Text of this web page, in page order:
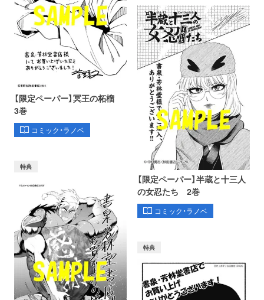
【限定ペーパー】冥王の柘榴
3巻
コミック・ラノベ
【限定ペーパー】半蔵と十三人
の女忍たち 2巻
コミック・ラノベ
特典
特典